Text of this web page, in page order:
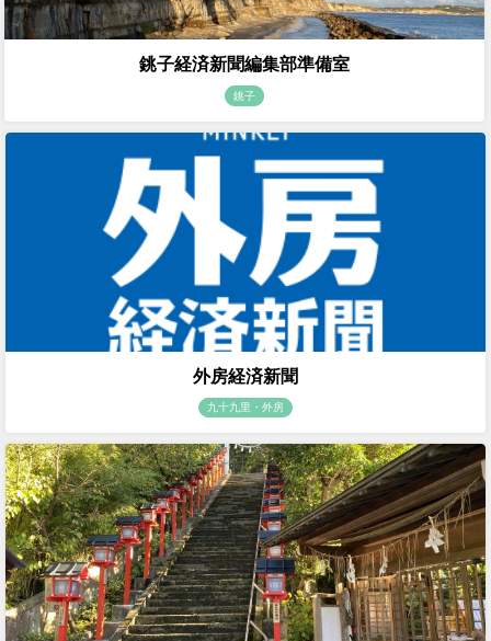
銚子経済新聞編集部準備室
銚子
外房経済新聞
九十九里・外房